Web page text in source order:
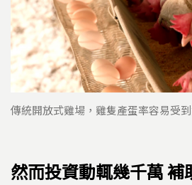
傳統開放式雞場，雞隻產蛋率容易受
然而投資動輒幾千萬 補